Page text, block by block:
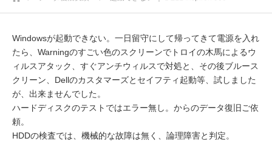
Windowsが起動できない。一日留守にして帰ってきて電源を入れ
たら、Warningのすごい色のスクリーンでトロイの木馬によるウ
ィルスアタック、すぐアンチウィルスで対処と、その後ブルース
クリーン、Dellのカスタマーズとセイフティ起動等、試しました
が、出来ませんでした。
ハードディスクのテストではエラー無し。からのデータ復旧ご依
頼。
HDDの検査では、機械的な故障は無く、論理障害と判定。